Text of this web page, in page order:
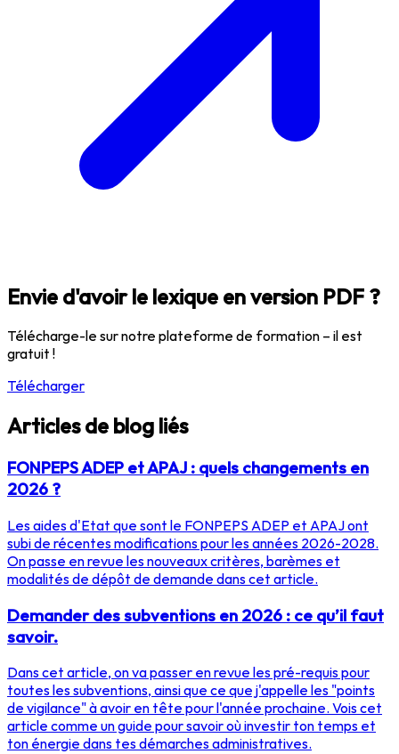
Envie d'avoir le lexique en version PDF ?
Télécharge-le sur notre plateforme de formation – il est
gratuit !
Télécharger
Articles de blog liés
FONPEPS ADEP et APAJ : quels changements en
2026 ?
Les aides d'Etat que sont le FONPEPS ADEP et APAJ ont
subi de récentes modifications pour les années 2026-2028.
On passe en revue les nouveaux critères, barèmes et
modalités de dépôt de demande dans cet article.
Demander des subventions en 2026 : ce qu’il faut
savoir.
Dans cet article, on va passer en revue les pré-requis pour
toutes les subventions, ainsi que ce que j'appelle les "points
de vigilance" à avoir en tête pour l'année prochaine. Vois cet
article comme un guide pour savoir où investir ton temps et
ton énergie dans tes démarches administratives.